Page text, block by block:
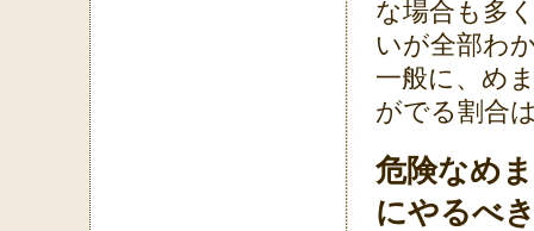
な場合も多
いが全部わ
一般に、め
がでる割合
危険なめ
にやるべ